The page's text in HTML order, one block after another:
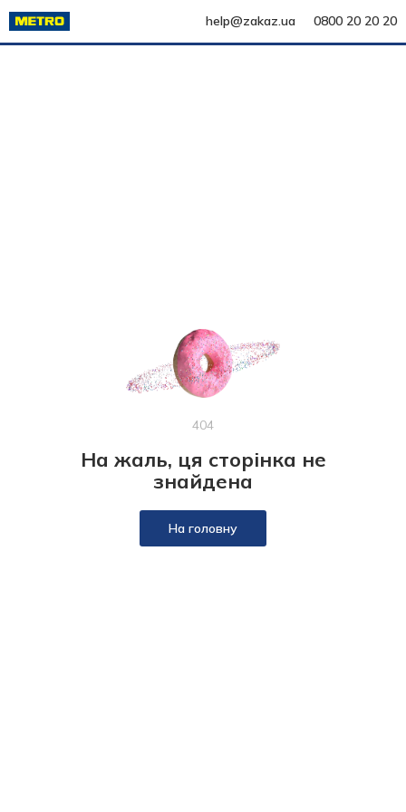
help@zakaz.ua 0800 20 20 20
404
На жаль, ця сторінка не
знайдена
На головну